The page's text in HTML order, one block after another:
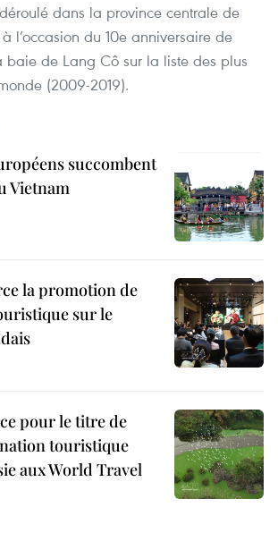
déroulé dans la province centrale de
l’occasion du 10e anniversaire de
baie de Lang Cô sur la liste des plus
(2009-2019).
succombent
Vietnam
la promotion de
sur le
pour le titre de
touristique
aux World Travel